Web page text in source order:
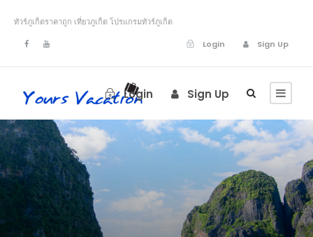
ทัวร์ภูเก็ตราคาถูก เที่ยวภูเก็ต โปรแกรมทัวร์ภูเก็ต
Login
Sign Up
Login Sign Up